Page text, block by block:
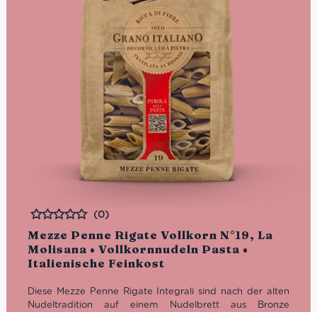
Mezze Penne Rigate Vollkorn N°19, La
Molisana • Vollkornnudeln Pasta •
Italienische Feinkost
Bewertet
(0)
Diese Mezze Penne Rigate Integrali sind nach der alten
Nudeltradition auf einem Nudelbrett aus Bronze